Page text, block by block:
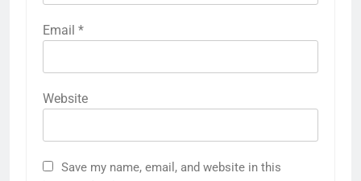
Email *
Website
Save my name, email, and website in this